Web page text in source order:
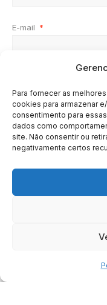
Para fornecer as
cookies para armazenar
consentimento para
dados como
site. Não consentir ou
negativamente certos
E-mail *
SOBRE
Copyright ©